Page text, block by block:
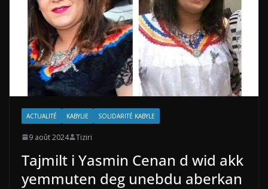
ACTUALITÉ KABYLIE SOLIDARITÉ KABYLE
9 août 2024 Tiziri
Tajmilt i Yasmin Cenan d wid akk
yemmuten deg unebdu aberkan